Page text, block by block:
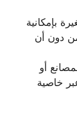
بإمكانية
دون أن
أو
خاصية